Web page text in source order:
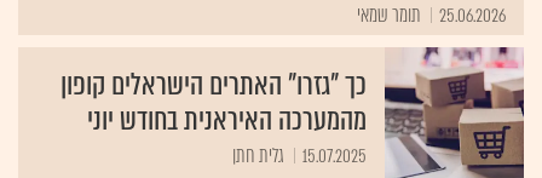
25.06.2026 תומר שמאי
כך "גזרו" האתרים הישראלים קופון
מהמערכה האיראנית בחודש יוני
15.07.2025 גלית חתן